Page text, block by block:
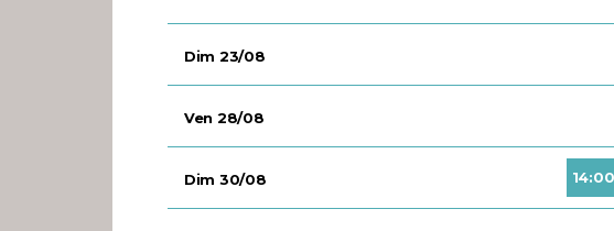
Dim 23/08
Ven 28/08
Dim 30/08 14:00